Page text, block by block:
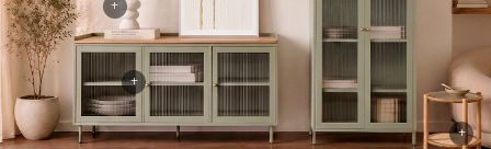
+
+
+